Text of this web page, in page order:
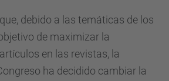
debido a las temáticas de los
de maximizar la
en las revistas, la
ha decidido cambiar la